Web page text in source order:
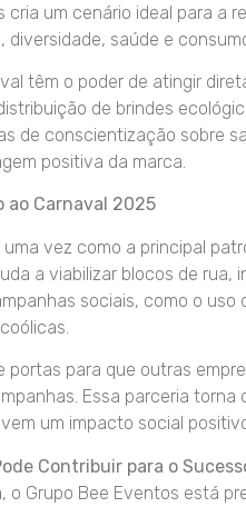
um cenário ideal para a
saúde e
têm o poder de atingir
de brindes
de conscientização sobre
positiva da marca.
ao Carnaval 2025
vez como a principal
a viabilizar blocos de
sociais, como o
portas para que outras
Essa parceria
um impacto social
Contribuir para o
o Grupo Bee Eventos está